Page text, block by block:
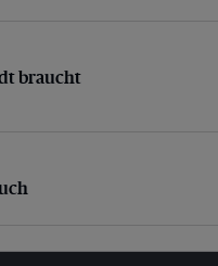
braucht Unterstützung
braucht